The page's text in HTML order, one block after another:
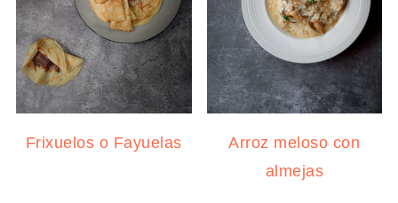
Frixuelos o Fayuelas
Arroz meloso con
almejas